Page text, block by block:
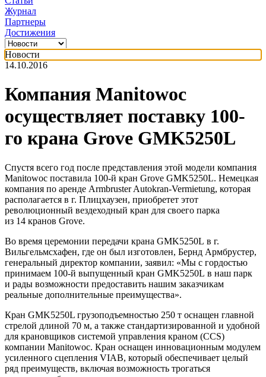
Журнал
Партнеры
Достижения
Новости
14.10.2016
Компания Manitowoc
осуществляет поставку 100-
го крана Grove GMK5250L
Спустя всего год после представления этой модели компания
Manitowoc поставила 100-й кран Grove GMK5250L. Немецкая
компания по аренде Armbruster Autokran-Vermietung, которая
располагается в г. Плицхаузен, приобретет этот
революционный вездеходный кран для своего парка
из 14 кранов Grove.
Во время церемонии передачи крана GMK5250L в г.
Вильгельмсхафен, где он был изготовлен, Бернд Армбрустер,
генеральный директор компании, заявил: «Мы с гордостью
принимаем 100-й выпущенный кран GMK5250L в наш парк
и рады возможности предоставить нашим заказчикам
реальные дополнительные преимущества».
Кран GMK5250L грузоподъемностью 250 т оснащен главной
стрелой длиной 70 м, а также стандартизированной и удобной
для крановщиков системой управления краном (CCS)
компании Manitowoc. Кран оснащен инновационным модулем
усиленного сцепления VIAB, который обеспечивает целый
ряд преимуществ, включая возможность трогаться